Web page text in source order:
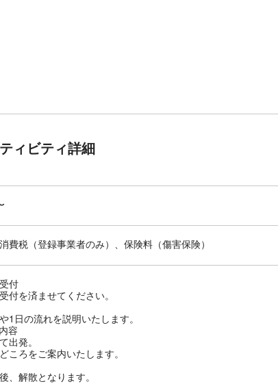
ィビティ詳細
費税（登録事業者のみ）、保険料（傷害保険）
付
付を済ませてください。
1日の流れを説明いたします。
容
出発。
ころをご案内いたします。
、解散となります。